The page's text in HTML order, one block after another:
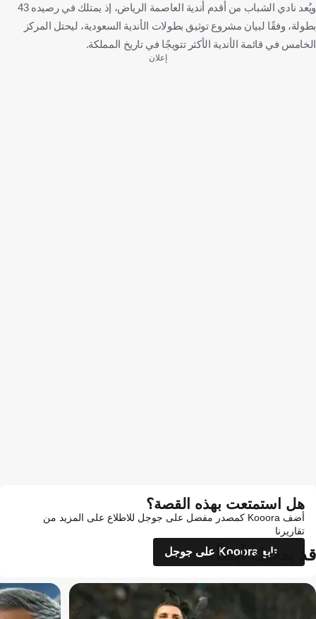
ويُعد نادي الشباب من أقدم أندية العاصمة الرياض، إذ يمتلك في رصيده 43
بطولة، وفقًا لبيان مشروع توثيق بطولات الأندية السعودية، ليحتل المركز
الخامس في قائمة الأندية الأكثر تتويجًا في تاريخ المملكة.
إعلان
هل استمتعت بهذه القصة؟
أضف Kooora كمصدر مفضل على جوجل للاطلاع على المزيد من
تقاريرنا
تابع Kooora على جوجل
قد يعجبك أيضاً